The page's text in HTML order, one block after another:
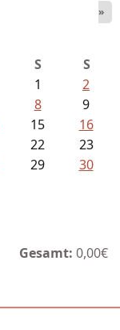
»
S
S
1
2
8
9
15
16
22
23
29
30
Gesamt: 0,00€